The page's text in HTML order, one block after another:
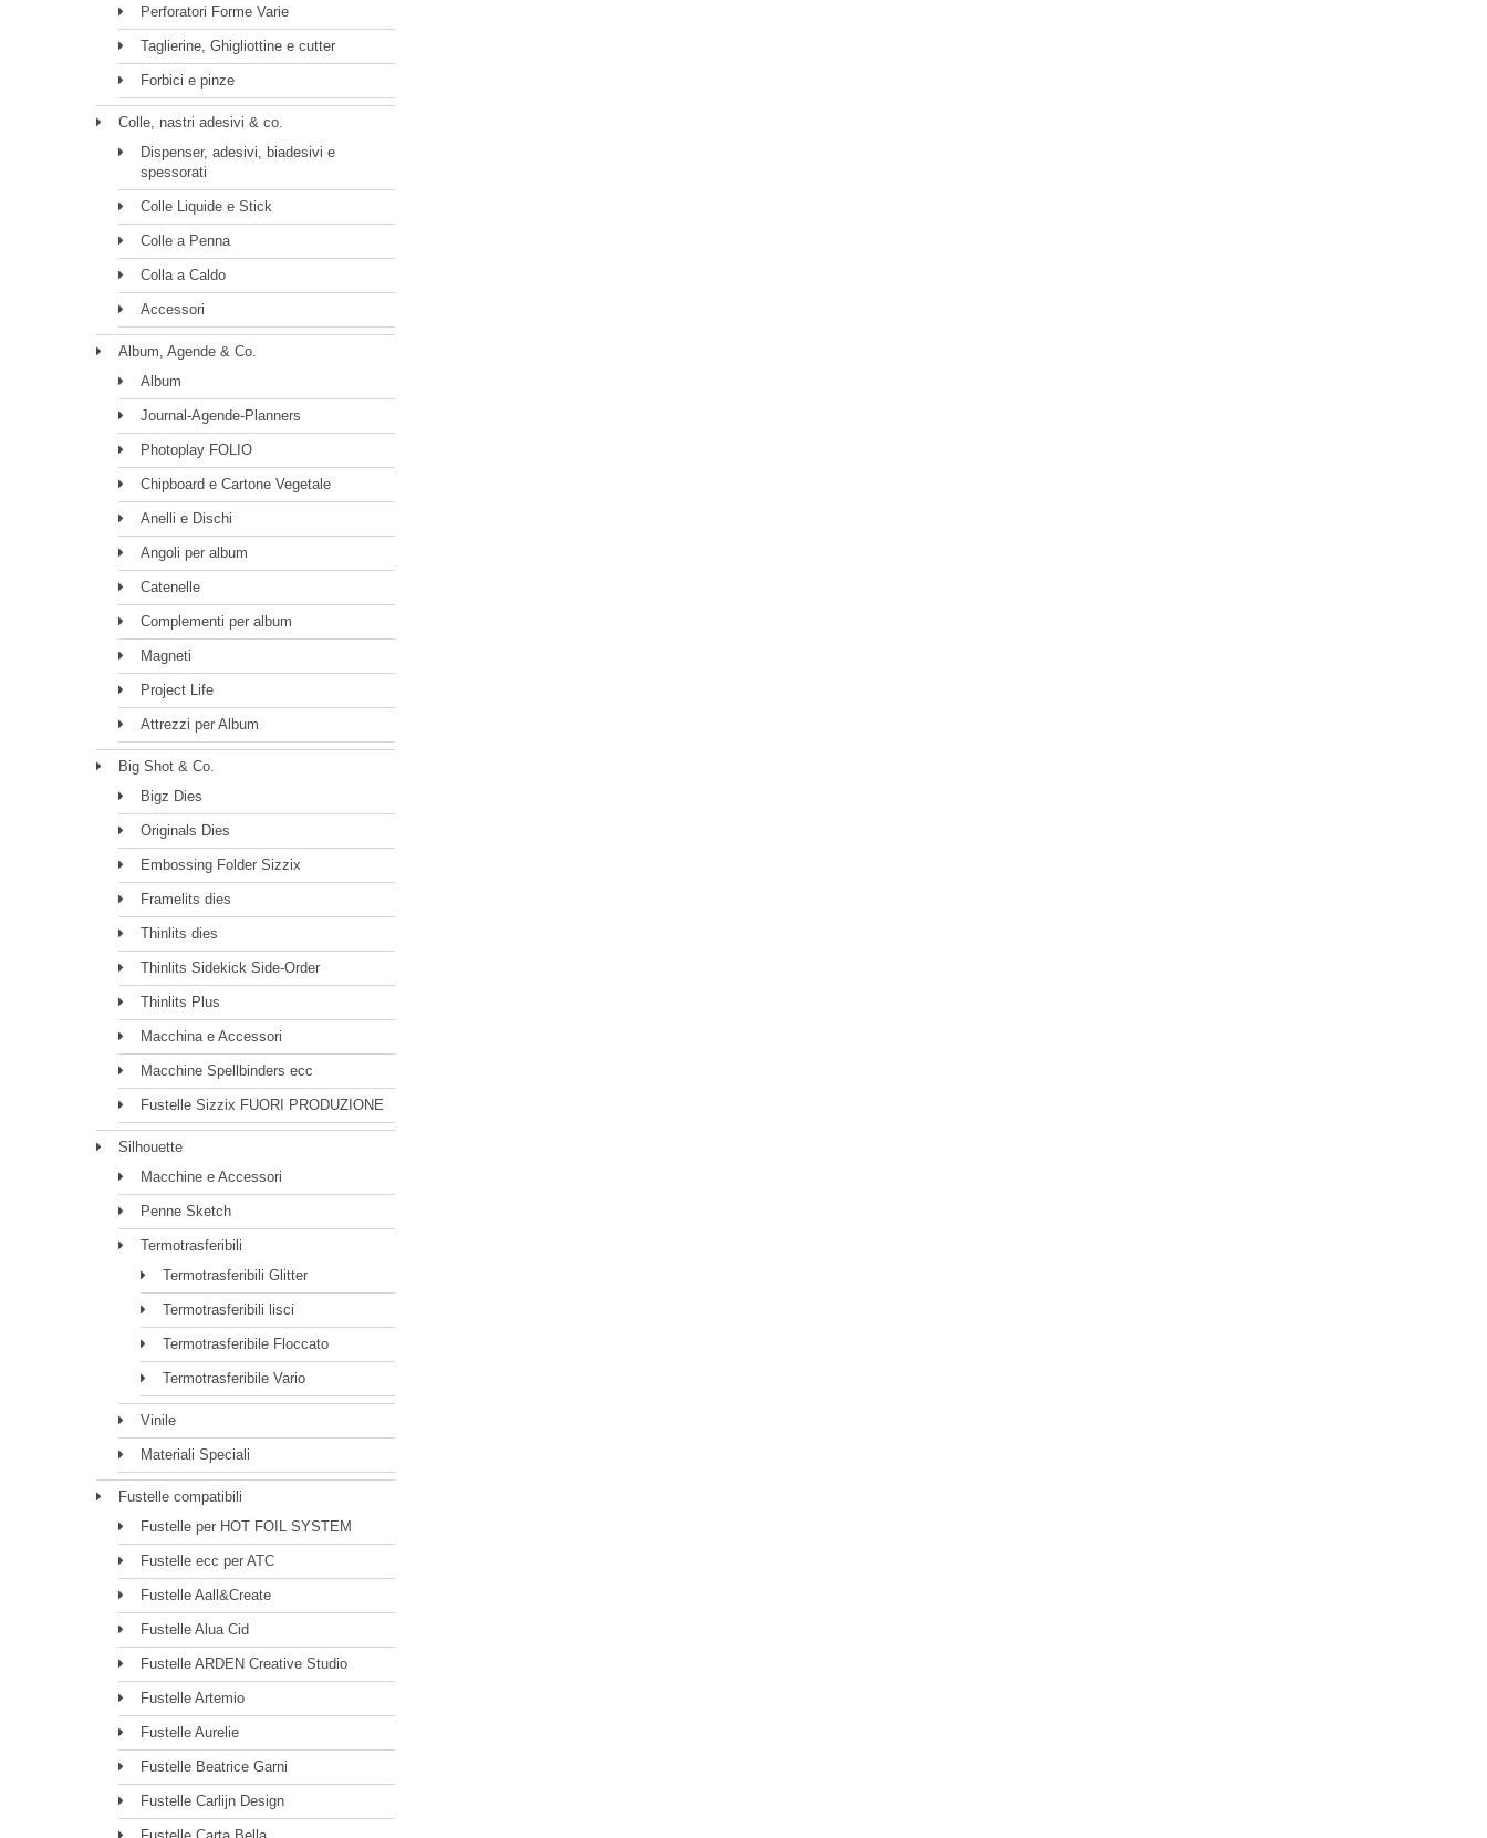
Perforatori Forme Varie
Taglierine, Ghigliottine e cutter
Forbici e pinze
Colle, nastri adesivi & co.
Dispenser, adesivi, biadesivi e
spessorati
Colle Liquide e Stick
Colle a Penna
Colla a Caldo
Accessori
Album, Agende & Co.
Album
Journal-Agende-Planners
Photoplay FOLIO
Chipboard e Cartone Vegetale
Anelli e Dischi
Angoli per album
Catenelle
Complementi per album
Magneti
Project Life
Attrezzi per Album
Big Shot & Co.
Bigz Dies
Originals Dies
Embossing Folder Sizzix
Framelits dies
Thinlits dies
Thinlits Sidekick Side-Order
Thinlits Plus
Macchina e Accessori
Macchine Spellbinders ecc
Fustelle Sizzix FUORI PRODUZIONE
Silhouette
Macchine e Accessori
Penne Sketch
Termotrasferibili
Termotrasferibili Glitter
Termotrasferibili lisci
Termotrasferibile Floccato
Termotrasferibile Vario
Vinile
Materiali Speciali
Fustelle compatibili
Fustelle per HOT FOIL SYSTEM
Fustelle ecc per ATC
Fustelle Aall&Create
Fustelle Alua Cid
Fustelle ARDEN Creative Studio
Fustelle Artemio
Fustelle Aurelie
Fustelle Beatrice Garni
Fustelle Carlijn Design